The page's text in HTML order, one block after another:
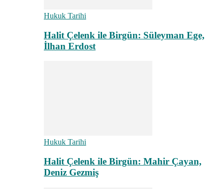
Hukuk Tarihi
Halit Çelenk ile Birgün: Süleyman Ege,
İlhan Erdost
Hukuk Tarihi
Halit Çelenk ile Birgün: Mahir Çayan,
Deniz Gezmiş